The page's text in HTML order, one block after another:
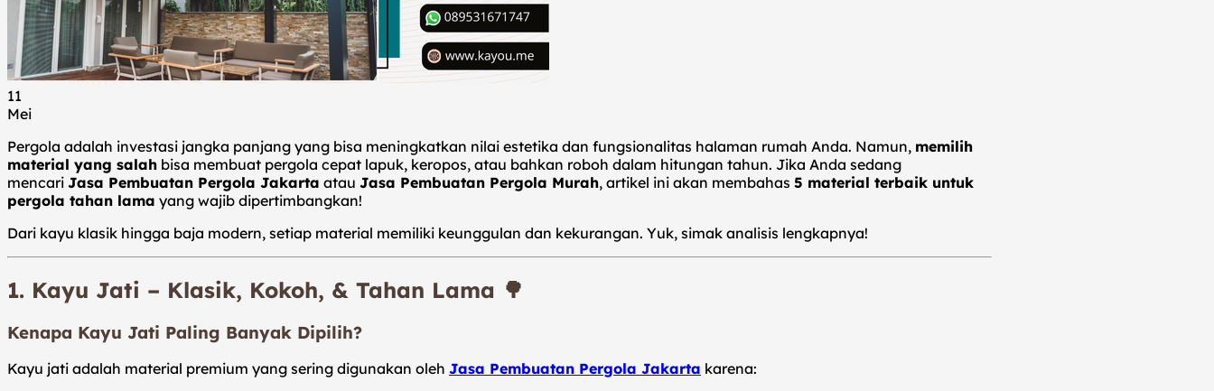
Kontak Kami
Hubungi Kami
11
Mei
Pergola adalah investasi jangka panjang yang bisa meningkatkan nilai estetika dan fungsionalitas halaman rumah Anda. Namun, memilih
material yang salah bisa membuat pergola cepat lapuk, keropos, atau bahkan roboh dalam hitungan tahun. Jika Anda sedang
mencari Jasa Pembuatan Pergola Jakarta atau Jasa Pembuatan Pergola Murah, artikel ini akan membahas 5 material terbaik untuk
pergola tahan lama yang wajib dipertimbangkan!
Dari kayu klasik hingga baja modern, setiap material memiliki keunggulan dan kekurangan. Yuk, simak analisis lengkapnya!
1. Kayu Jati – Klasik, Kokoh, & Tahan Lama 🌳
Kenapa Kayu Jati Paling Banyak Dipilih?
Kayu jati adalah material premium yang sering digunakan oleh Jasa Pembuatan Pergola Jakarta karena: